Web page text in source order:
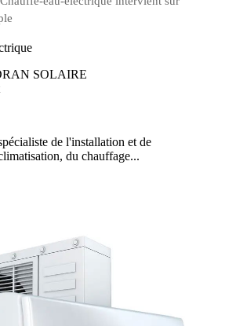
SOLAIRE
de l'installation et de
du chauffage...